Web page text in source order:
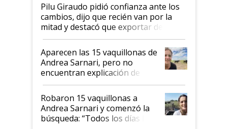
Pilu Giraudo pidió confianza ante los
cambios, dijo que recién van por la
mitad y destacó que exportar dejó de
ser "para unos pocos": "Tenemos un
mandato muy claro del gobierno
nacional"
Aparecen las 15 vaquillonas de
Andrea Sarnari, pero no
encuentran explicación de
cómo llegaron allí
Robaron 15 vaquillonas a
Andrea Sarnari y comenzó la
búsqueda: “Todos los días le